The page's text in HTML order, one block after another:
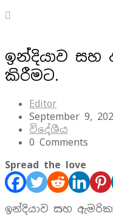
ඉන්දියාව
කිරීමට.
Editor
September 9,
විදේශීය
0 Comments
Spread the love
ඉන්දියාව සහ